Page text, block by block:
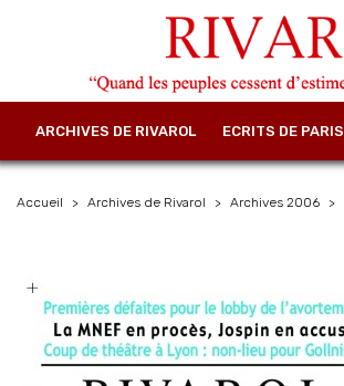
ARCHIVES DE RIVAROL ECRITS DE PARIS
Accueil Archives de Rivarol Archives 2006